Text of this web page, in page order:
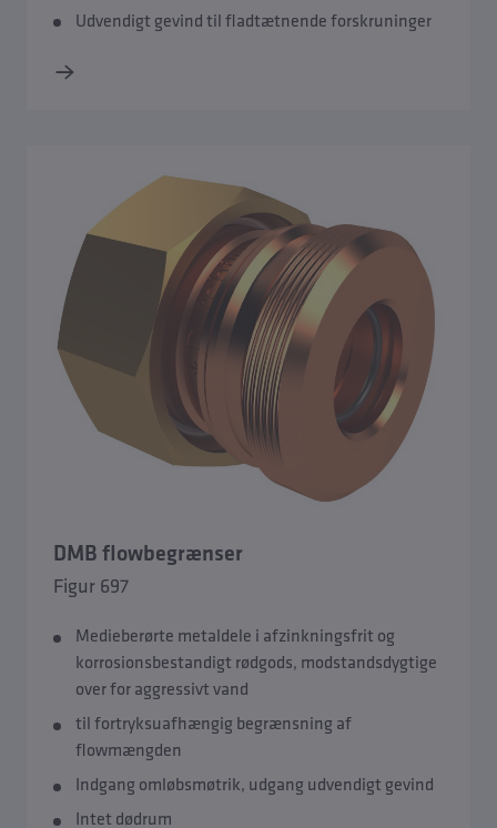
Udvendigt gevind til fladtætnende forskruninger
DMB flowbegrænser
Figur 697
Medieberørte metaldele i afzinkningsfrit og
korrosionsbestandigt rødgods, modstandsdygtige
over for aggressivt vand
til fortryksuafhængig begrænsning af
flowmængden
Indgang omløbsmøtrik, udgang udvendigt gevind
Intet dødrum